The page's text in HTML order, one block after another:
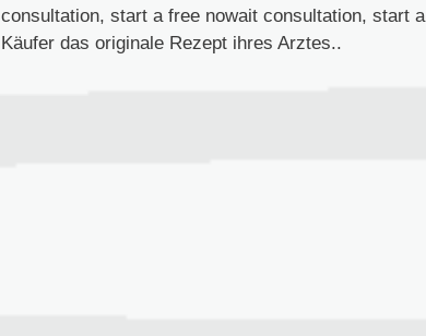
consultation, start a free nowait consultation, start
Käufer das originale Rezept ihres Arztes..